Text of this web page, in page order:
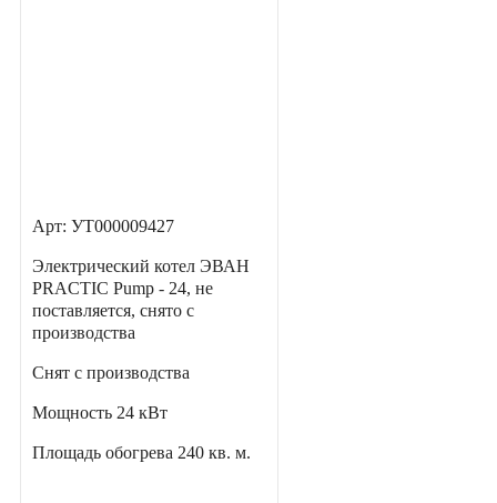
Арт: УТ000009427
Электрический котел ЭВАН
PRACTIC Pump - 24, не
поставляется, снято с
производства
Снят с производства
Мощность 24 кВт
Площадь обогрева 240 кв. м.